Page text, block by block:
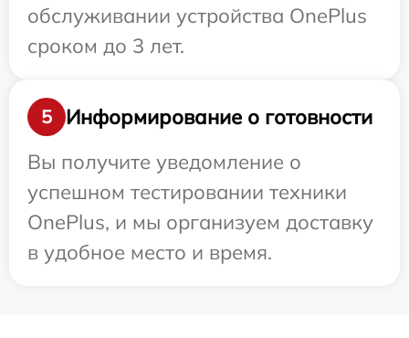
обслуживании устройства OnePlus
сроком до 3 лет.
5
Информирование о готовности
Вы получите уведомление о
успешном тестировании техники
OnePlus, и мы организуем доставку
в удобное место и время.